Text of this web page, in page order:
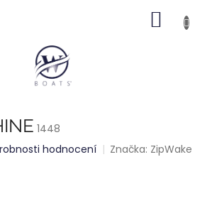
1448
hodnocení Značka: ZipWake